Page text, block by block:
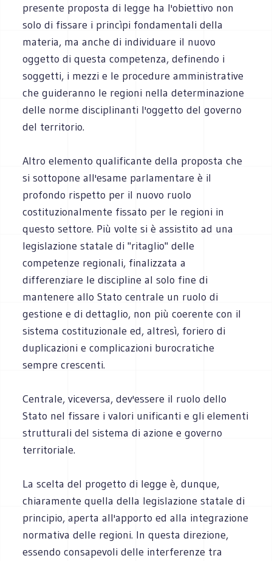
presente proposta di legge ha l'obiettivo non
solo di fissare i princìpi fondamentali della
materia, ma anche di individuare il nuovo
oggetto di questa competenza, definendo i
soggetti, i mezzi e le procedure amministrative
che guideranno le regioni nella determinazione
delle norme disciplinanti l'oggetto del governo
del territorio.
Altro elemento qualificante della proposta che
si sottopone all'esame parlamentare è il
profondo rispetto per il nuovo ruolo
costituzionalmente fissato per le regioni in
questo settore. Più volte si è assistito ad una
legislazione statale di "ritaglio" delle
competenze regionali, finalizzata a
differenziare le discipline al solo fine di
mantenere allo Stato centrale un ruolo di
gestione e di dettaglio, non più coerente con il
sistema costituzionale ed, altresì, foriero di
duplicazioni e complicazioni burocratiche
sempre crescenti.
Centrale, viceversa, dev'essere il ruolo dello
Stato nel fissare i valori unificanti e gli elementi
strutturali del sistema di azione e governo
territoriale.
La scelta del progetto di legge è, dunque,
chiaramente quella della legislazione statale di
principio, aperta all'apporto ed alla integrazione
normativa delle regioni. In questa direzione,
essendo consapevoli delle interferenze tra